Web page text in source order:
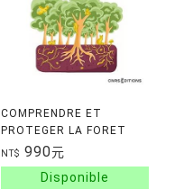
COMPRENDRE ET
PROTEGER LA FORET
NT$ 990元